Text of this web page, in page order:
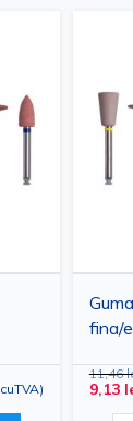
cuTVA)
fina/
9,13
11,46